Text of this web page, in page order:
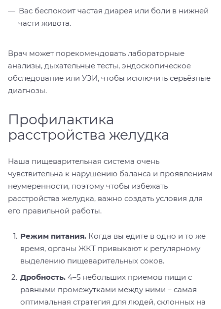
Вас беспокоит частая диарея или боли в нижней
части живота.
Врач может порекомендовать лабораторные
анализы, дыхательные тесты, эндоскопическое
обследование или УЗИ, чтобы исключить серьёзные
диагнозы.
Профилактика
расстройства желудка
Наша пищеварительная система очень
чувствительна к нарушению баланса и проявлениям
неумеренности, поэтому чтобы избежать
расстройства желудка, важно создать условия для
его правильной работы.
Режим питания. Когда вы едите в одно и то же
время, органы ЖКТ привыкают к регулярному
выделению пищеварительных соков.
Дробность. 4–5 небольших приемов пищи с
равными промежутками между ними – самая
оптимальная стратегия для людей, склонных на